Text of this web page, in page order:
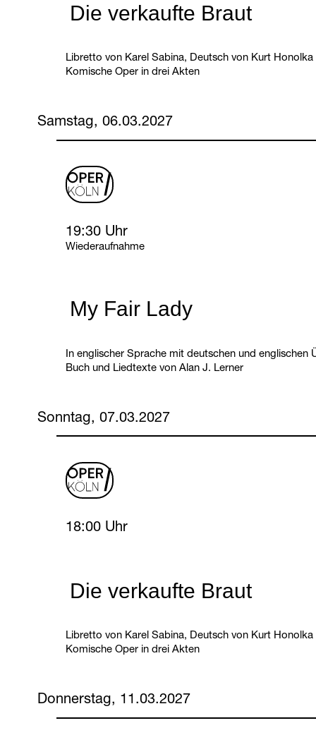
Die verkaufte Braut
Libretto von Karel Sabina, Deutsch von Kurt Honolka
Komische Oper in drei Akten
Samstag, 06.03.2027
My Fair Lady
In englischer Sprache mit deutschen und englischen
Buch und Liedtexte von Alan J. Lerner
Saturday, 6 March 2027
19:30 Uhr
Wiederaufnahme
oper
Sonntag, 07.03.2027
Die verkaufte Braut
Libretto von Karel Sabina, Deutsch von Kurt Honolka
Komische Oper in drei Akten
Sunday, 7 March 2027
18:00 Uhr
oper
Donnerstag, 11.03.2027